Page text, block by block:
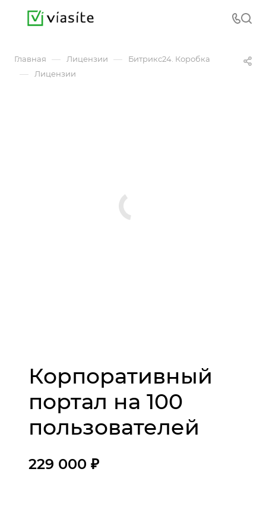
Главная — Лицензии — Битрикс24. Коробка
— Лицензии
Корпоративный
портал на 100
пользователей
229 000 ₽